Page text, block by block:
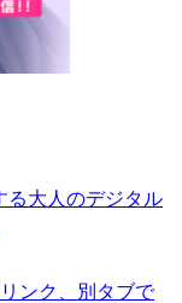
る大人のデジタル
リンク、別タブで